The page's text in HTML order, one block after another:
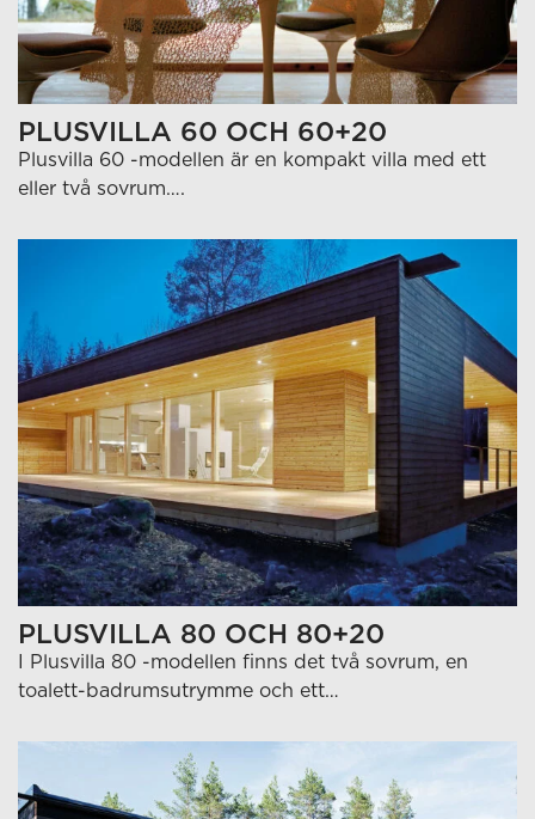
PLUSVILLA 60 OCH 60+20
Plusvilla 60 -modellen är en kompakt villa med ett
eller två sovrum….
PLUSVILLA 80 OCH 80+20
I Plusvilla 80 -modellen finns det två sovrum, en
toalett-badrumsutrymme och ett…